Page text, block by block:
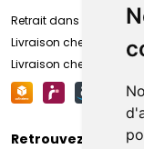
Retrait dans la
Livraison chez vous
Livraison chez votre
Retrouvez-nous